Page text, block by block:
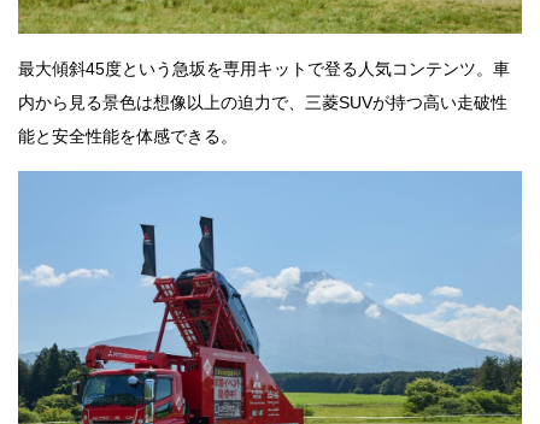
最大傾斜45度という急坂を専用キットで登る人気コンテンツ。車
内から見る景色は想像以上の迫力で、三菱SUVが持つ高い走破性
能と安全性能を体感できる。